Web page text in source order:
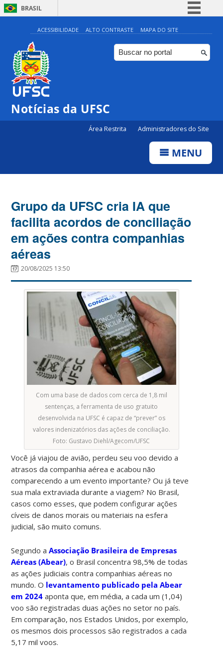
BRASIL
Simplifique!
Comunica BR
Participe
ACESSIBILIDADE ALTO CONTRASTE MAPA DO SITE
Notícias da UFSC
Área Restrita Administradores do Site
MENU
Grupo da UFSC cria IA que
facilita acordos de conciliação
em ações contra companhias
aéreas
20/08/2025 13:50
Com uma base de dados com cerca de 1,8 mil
sentenças, a ferramenta de uso gratuito
desenvolvida na UFSC é capaz de “prever” os
valores indenizatórios das ações de conciliação.
Foto: Gustavo Diehl/Agecom/UFSC
Você já viajou de avião, perdeu seu voo devido a
atrasos da companhia aérea e acabou não
comparecendo a um evento importante? Ou já teve
sua mala extraviada durante a viagem? No Brasil,
casos como esses, que podem configurar ações
cíveis de danos morais ou materiais na esfera
judicial, são muito comuns.
Segundo aAssociação Brasileira de Empresas
Aéreas (Abear), o Brasil concentra 98,5% de todas
as ações judiciais contra companhias aéreas no
mundo. O levantamento publicado pela Abear
em 2024 aponta que, em média, a cada um (1,04)
voo são registradas duas ações no setor no país.
Em comparação, nos Estados Unidos, por exemplo,
os mesmos dois processos são registrados a cada
5,17 mil voos.